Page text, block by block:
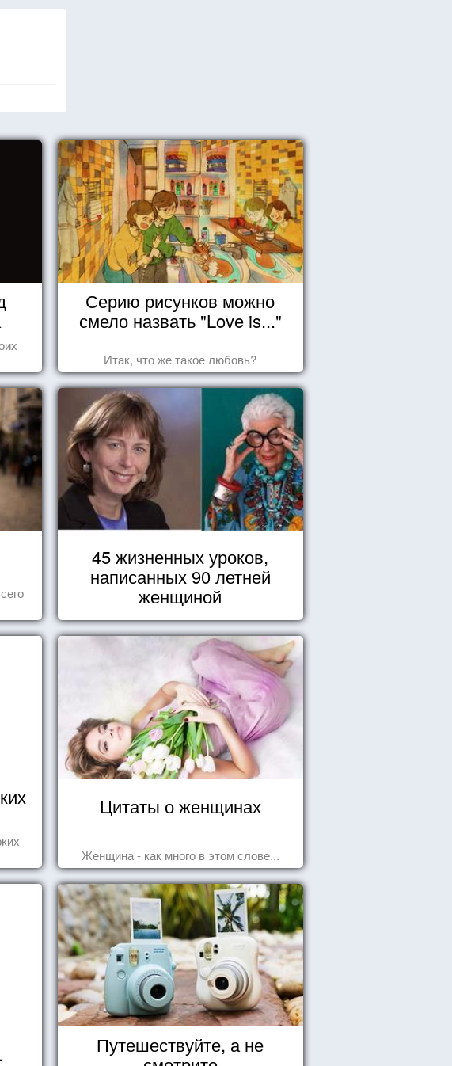
Серию рисунков можно
смело назвать "Love is..."
Итак, что же такое любовь?
45 жизненных уроков,
написанных 90 летней
женщиной
Цитаты о женщинах
Женщина - как много в этом слове...
Путешествуйте, а не